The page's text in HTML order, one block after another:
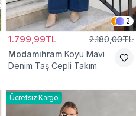
2
1.799,99TL 2.180,00TL
Modamihram Koyu Mavi
Denim Taş Cepli Takım
Ücretsiz Kargo